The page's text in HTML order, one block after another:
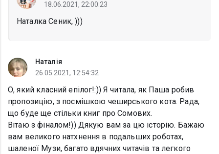
18.06.2021, 22:00:23
Наталка Сеник, )))
Наталія
26.05.2021, 12:54:32
О, який класний епілог!:)) Я читала, як Паша робив
пропозицію, з посмішкою чеширського кота. Рада,
що буде ще стільки книг про Сомових.
Вітаю з фіналом!)) Дякую вам за цю історію. Бажаю
вам великого натхнення в подальших роботах,
шаленої Музи, багато вдячних читачів та легкого